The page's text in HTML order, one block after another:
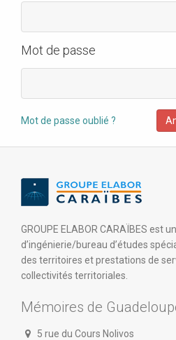
Mot de passe
Mot de passe oublié ?
GROUPE ELABOR CARAÏBES est
d’ingénierie/bureau d’études
des territoires et prestations de
collectivités territoriales.
Mémoires de
5 rue du Cours Nolivos